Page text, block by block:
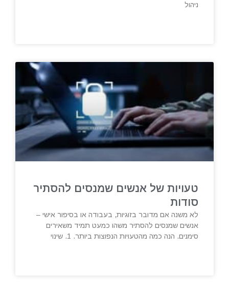
ניהול
טעויות של אנשים שמנסים להסתיר
סודות
לא משנה אם מדובר בזוגיות, בעבודה או בסיפור אישי –
אנשים שמנסים להסתיר משהו כמעט תמיד משאירים
סימנים. הנה כמה מהטעויות הנפוצות ביותר. 1. שינוי